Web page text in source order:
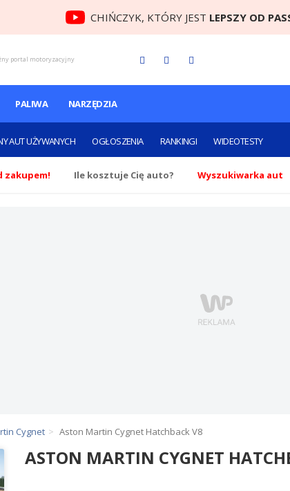
CHIŃCZYK, KTÓRY JEST LEPSZY OD
portal motoryzacyjny
AUT UŻYWANYCH OGŁOSZENIA RANKINGI WIDEOTESTY
PALIWA NARZĘDZIA
zakupem! Ile kosztuje Cię auto? Wyszukiwarka aut
Cygnet Aston Martin Cygnet Hatchback V8
ASTON MARTIN CYGNET